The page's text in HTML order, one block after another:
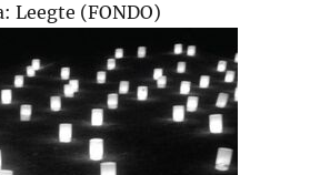
Leegte (FONDO)